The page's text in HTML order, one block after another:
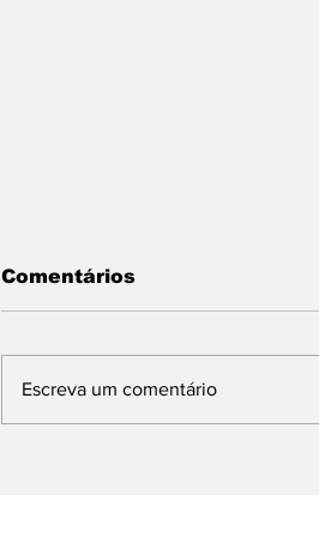
Comentários
Escreva um comentário